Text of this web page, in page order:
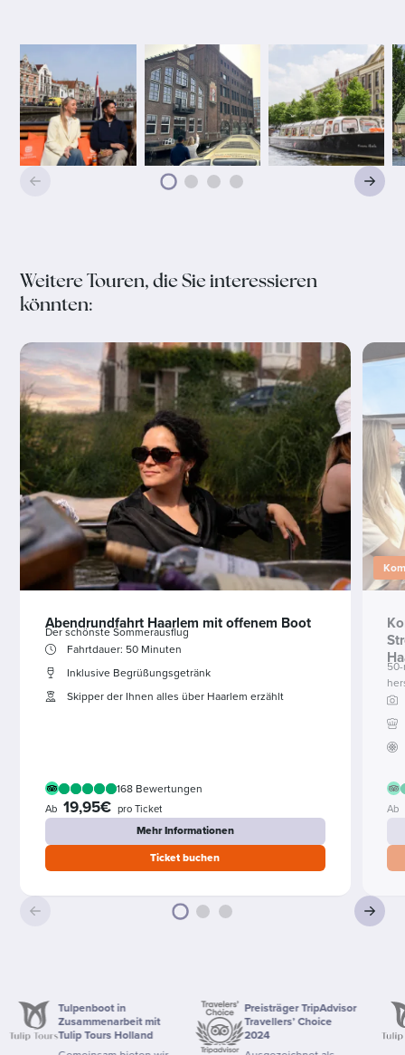
Weitere Touren, die Sie interessieren
könnten:
Abendrundfahrt Haarlem mit offenem Boot
Der schönste Sommerausflug
Fahrtdauer: 50 Minuten
Inklusive Begrüßungsgetränk
Skipper der Ihnen alles über Haarlem erzählt
168 Bewertungen
Ab 19,95€ pro Ticket
Mehr Informationen
Ticket buchen
Ab
Tulpenboot in
Zusammenarbeit mit
Tulip Tours Holland
Preisträger TripAdvisor
Travellers’ Choice
2024